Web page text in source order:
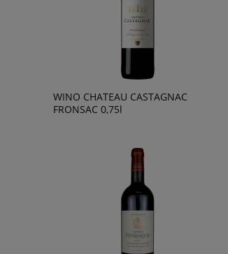
WINO CHATEAU CASTAGNAC
FRONSAC 0,75l